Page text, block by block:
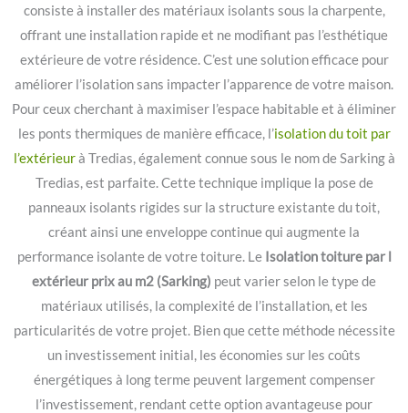
consiste à installer des matériaux isolants sous la charpente,
offrant une installation rapide et ne modifiant pas l’esthétique
extérieure de votre résidence. C’est une solution efficace pour
améliorer l’isolation sans impacter l’apparence de votre maison.
Pour ceux cherchant à maximiser l’espace habitable et à éliminer
les ponts thermiques de manière efficace, l’isolation du toit par
l’extérieurà Tredias, également connue sous le nom de Sarking à
Tredias, est parfaite. Cette technique implique la pose de
panneaux isolants rigides sur la structure existante du toit,
créant ainsi une enveloppe continue qui augmente la
performance isolante de votre toiture. Le Isolation toiture par l
extérieur prix au m2 (Sarking) peut varier selon le type de
matériaux utilisés, la complexité de l’installation, et les
particularités de votre projet. Bien que cette méthode nécessite
un investissement initial, les économies sur les coûts
énergétiques à long terme peuvent largement compenser
l’investissement, rendant cette option avantageuse pour